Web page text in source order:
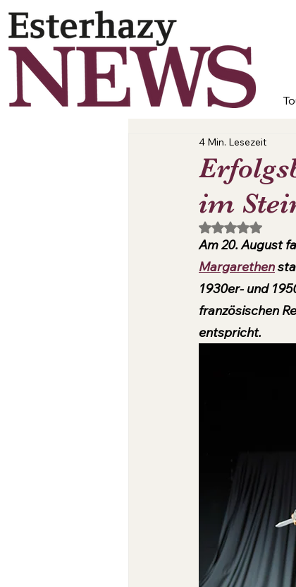
im
4 Min. Lesezeit
Mit NaN von 5
Am 20. August
Margarethen
1930er- und
französischen
entspricht.